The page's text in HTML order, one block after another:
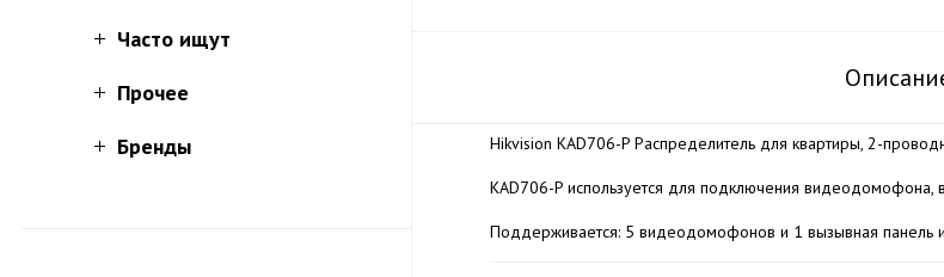
Часто ищут
Прочее
Бренды
Hikvision KAD706-P Распределитель для квартиры, 2-
KAD706-P используется для подключения видеодомофона,
Поддерживается: 5 видеодомофонов и 1 вызывная